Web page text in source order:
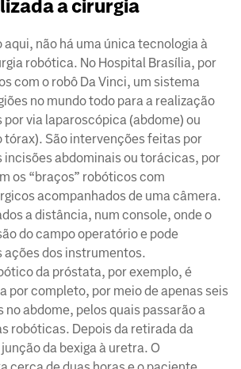
a cirurgia
aqui, não há uma única tecnologia à
robótica. No Hospital Brasília, por
com o robô Da Vinci, um sistema
no mundo todo para a realização
via laparoscópica (abdome) ou
São intervenções feitas por
incisões abdominais ou torácicas, por
os “braços” robóticos com
acompanhados de uma câmera.
a distância, num console, onde o
do campo operatório e pode
ações dos instrumentos.
da próstata, por exemplo, é
por completo, por meio de apenas seis
abdome, pelos quais passarão a
robóticas. Depois da retirada da
da bexiga à uretra. O